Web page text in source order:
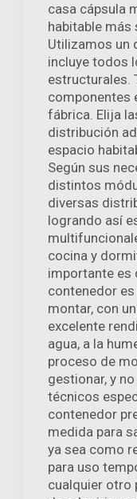
casa cápsula
habitable más
Utilizamos un
incluye todos
estructurales.
componentes
fábrica. Elija
distribución
espacio
Según sus
distintos
diversas
logrando así
cocina y
importante es
contenedor
montar, con
excelente
agua, a la
proceso de
gestionar, y
técnicos
contenedor
medida para
ya sea como
para uso
cualquier otro